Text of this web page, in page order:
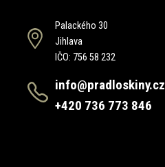
Palackého 30
Jihlava
IČO: 756 58 232
info@pradloskiny.cz
+420 736 773 846